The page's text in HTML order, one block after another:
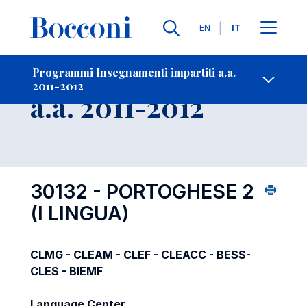
Lingue
EN IT
Programmi Insegnamenti impartiti a.a.
2011-2012
-
Insegnamento
a.a. 2011-2012
30132 - PORTOGHESE 2
(I LINGUA)
CLMG - CLEAM - CLEF - CLEACC - BESS-
CLES - BIEMF